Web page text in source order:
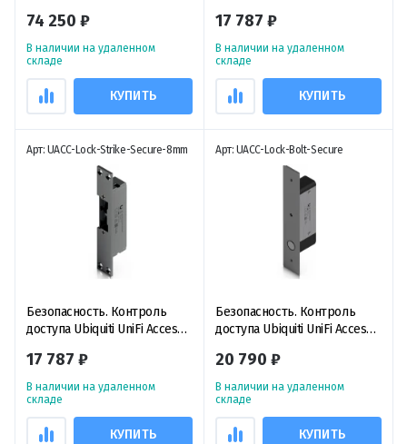
видеодомофон с 2-мя
камерами, дисплеем и
NFC/Bluetooth считывателем
74 250 ₽
В наличии на удаленном
складе
КУПИТЬ
электрический замок с
защелкой
17 787 ₽
В наличии на удаленном
складе
КУПИТЬ
Арт: UACC-Lock-Strike-Secure-8mm
Безопасность. Контроль
доступа Ubiquiti UniFi Access
электрический замок с
защелкой и защитой от
сбоев
17 787 ₽
В наличии на удаленном
складе
КУПИТЬ
Арт: UACC-Lock-Bolt-Secure
Безопасность. Контроль
доступа Ubiquiti UniFi Access
электромеханический замок
с защитой от сбоев и
светодиодной индикацией
состояния
20 790 ₽
В наличии на удаленном
складе
КУПИТЬ